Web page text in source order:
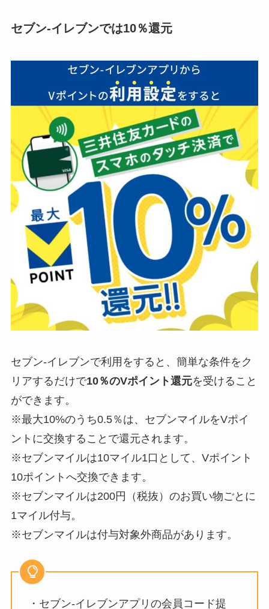
セブン-イレブンでは10％還元
セブン-イレブンで利用をすると、簡単な条件をク
リアするだけで10％のVポイント還元を受けること
ができます。
※最大10%のうち0.5％は、セブンマイルをVポイ
ントに交換することで還元されます。
※セブンマイルは10マイル1口として、Vポイント
10ポイントへ交換できます。
※セブンマイルは200円（税抜）のお買い物ごとに
1マイル付与。
※セブンマイルは付与対象外商品があります。
・セブン-イレブンアプリの会員コード提